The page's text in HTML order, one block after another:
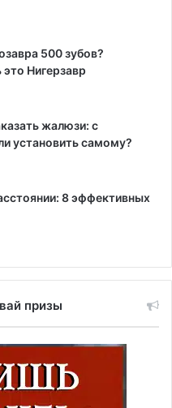
500 зубов?
Нигерзавр
жалюзи: с
установить самому?
8 эффективных
призы